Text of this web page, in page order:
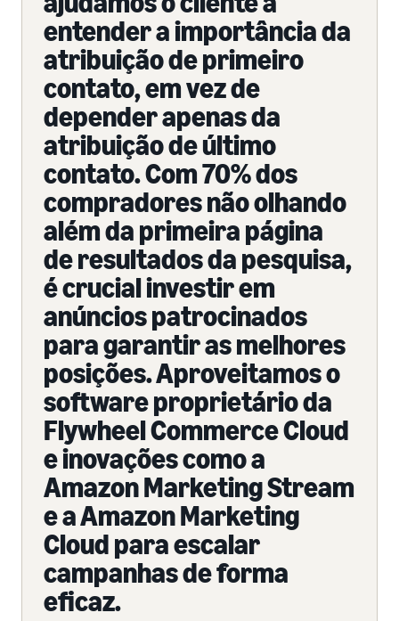
entender a importância da
atribuição de primeiro
contato, em vez de
depender apenas da
atribuição de último
contato. Com 70% dos
compradores não olhando
além da primeira página
de resultados da pesquisa,
é crucial investir em
anúncios patrocinados
para garantir as melhores
posições. Aproveitamos o
software proprietário da
Flywheel Commerce Cloud
e inovações como a
Amazon Marketing Stream
e a Amazon Marketing
Cloud para escalar
campanhas de forma
eficaz.